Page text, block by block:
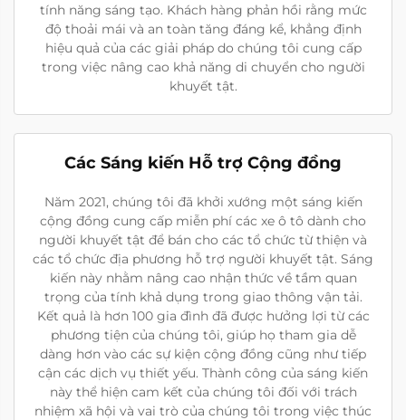
tính năng sáng tạo. Khách hàng phản hồi rằng mức
độ thoải mái và an toàn tăng đáng kể, khẳng định
hiệu quả của các giải pháp do chúng tôi cung cấp
trong việc nâng cao khả năng di chuyển cho người
khuyết tật.
Các Sáng kiến Hỗ trợ Cộng đồng
Năm 2021, chúng tôi đã khởi xướng một sáng kiến
cộng đồng cung cấp miễn phí các xe ô tô dành cho
người khuyết tật để bán cho các tổ chức từ thiện và
các tổ chức địa phương hỗ trợ người khuyết tật. Sáng
kiến này nhằm nâng cao nhận thức về tầm quan
trọng của tính khả dụng trong giao thông vận tải.
Kết quả là hơn 100 gia đình đã được hưởng lợi từ các
phương tiện của chúng tôi, giúp họ tham gia dễ
dàng hơn vào các sự kiện cộng đồng cũng như tiếp
cận các dịch vụ thiết yếu. Thành công của sáng kiến
này thể hiện cam kết của chúng tôi đối với trách
nhiệm xã hội và vai trò của chúng tôi trong việc thúc